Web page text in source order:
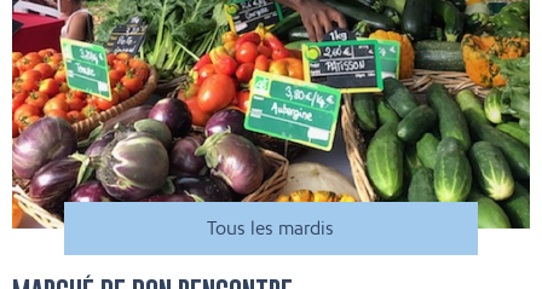
Tous les mardis